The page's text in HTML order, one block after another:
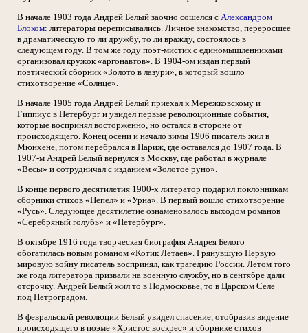
В начале 1903 года Андрей Белый заочно сошелся с Александром
Блоком: литераторы переписывались. Личное знакомство, переросшее
в драматическую то ли дружбу, то ли вражду, состоялось в
следующем году. В том же году поэт-мистик с единомышленниками
организовал кружок «аргонавтов». В 1904-ом издан первый
поэтический сборник «Золото в лазури», в который вошло
стихотворение «Солнце».
В начале 1905 года Андрей Белый приехал к Мережковскому и
Гиппиус в Петербург и увидел первые революционные события,
которые воспринял восторженно, но остался в стороне от
происходящего. Конец осени и начало зимы 1906 писатель жил в
Мюнхене, потом перебрался в Париж, где оставался до 1907 года. В
1907-м Андрей Белый вернулся в Москву, где работал в журнале
«Весы» и сотрудничал с изданием «Золотое руно».
В конце первого десятилетия 1900-х литератор подарил поклонникам
сборники стихов «Пепел» и «Урна». В первый вошло стихотворение
«Русь». Следующее десятилетие ознаменовалось выходом романов
«Серебряный голубь» и «Петербург».
В октябре 1916 года творческая биография Андрея Белого
обогатилась новым романом «Котик Летаев». Грянувшую Первую
мировую войну писатель воспринял, как трагедию России. Летом того
же года литератора призвали на военную службу, но в сентябре дали
отсрочку. Андрей Белый жил то в Подмосковье, то в Царском Селе
под Петроградом.
В февральской революции Белый увидел спасение, отобразив видение
происходящего в поэме «Христос воскрес» и сборнике стихов